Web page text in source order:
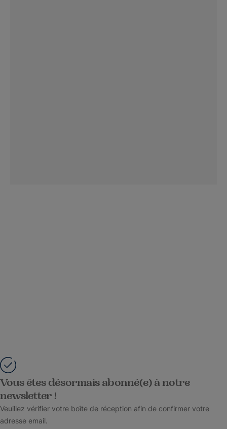
Vous êtes désormais abonné(e) à notre
newsletter !
Veuillez vérifier votre boîte de réception afin de confirmer votre
adresse email.